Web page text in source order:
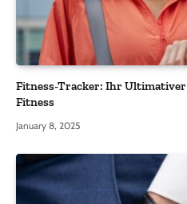
Fitness-Tracker: Ihr
Fitness
January 8, 2025